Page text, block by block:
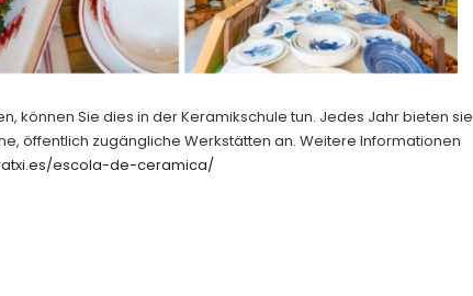
können Sie dies in der Keramikschule tun. Jedes Jahr bieten sie
öffentlich zugängliche Werkstätten an. Weitere Informationen
escola-de-ceramica/